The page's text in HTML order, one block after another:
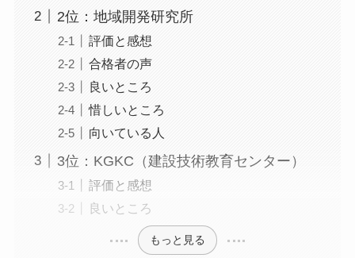
2位：地域開発研究所
評価と感想
合格者の声
良いところ
惜しいところ
向いている人
3位：KGKC（建設技術教育センター）
評価と感想
良いところ
もっと見る